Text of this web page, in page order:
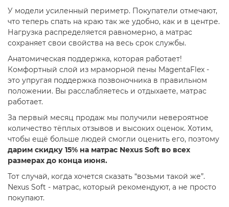
У модели усиленный периметр. Покупатели отмечают,
что теперь спать на краю так же удобно, как и в центре.
Нагрузка распределяется равномерно, а матрас
сохраняет свои свойства на весь срок службы.
Анатомическая поддержка, которая работает!
Комфортный слой из мраморной пены MagentaFlex -
это упругая поддержка позвоночника в правильном
положении. Вы расслабляетесь и отдыхаете, матрас
работает.
За первый месяц продаж мы получили невероятное
количество тёплых отзывов и высоких оценок. Хотим,
чтобы ещё больше людей смогли оценить его, поэтому
дарим скидку 15% на матрас Nexus Soft во всех
размерах до конца июня.
Тот случай, когда хочется сказать “возьми такой же”.
Nexus Soft - матрас, который рекомендуют, а не просто
покупают.